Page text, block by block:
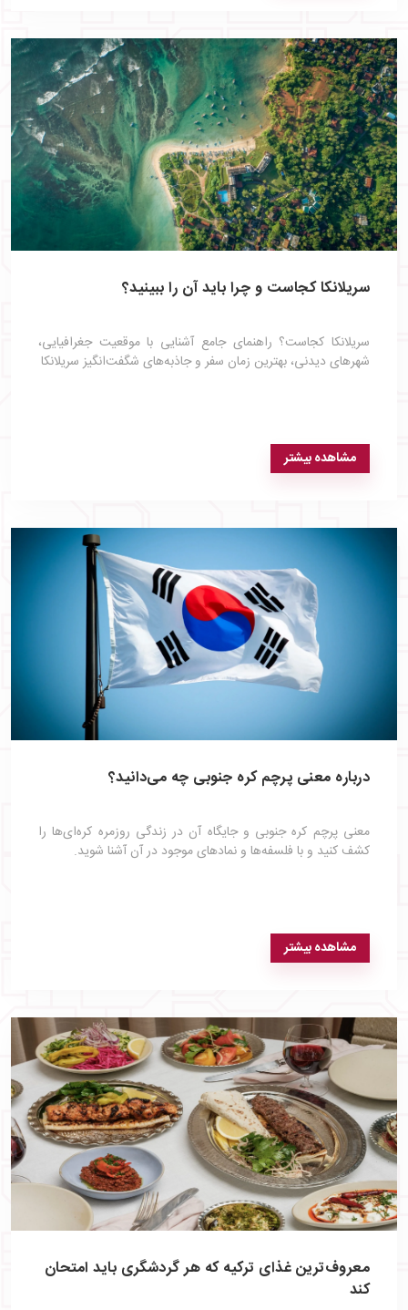
سریلانکا کجاست و چرا باید آن را ببینید؟
سریلانکا کجاست؟ راهنمای جامع آشنایی با موقعیت جغرافیایی،
شهرهای دیدنی، بهترین زمان سفر و جاذبه‌های شگفت‌انگیز سریلانکا
مشاهده بیشتر
درباره معنی پرچم کره جنوبی چه می‌دانید؟
معنی پرچم کره جنوبی و جایگاه آن در زندگی روزمره کره‌ای‌ها را
کشف کنید و با فلسفه‌ها و نمادهای موجود در آن آشنا شوید.
مشاهده بیشتر
معروف‌ترین غذای ترکیه که هر گردشگری باید امتحان
کند